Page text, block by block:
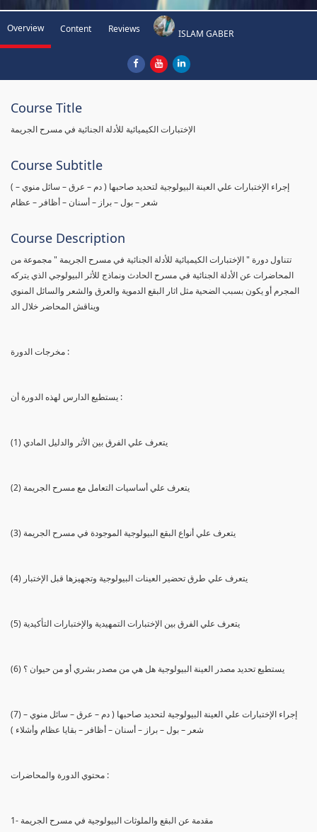
Overview Content Reviews ISLAM GABER
Course Title
الإختبارات الكيميائية للأدلة الجنائية في مسرح الجريمة
Course Subtitle
( إجراء الإختبارات علي العينة البيولوجية لتحديد صاحبها ( دم – عرق – سائل منوي –
شعر – بول – براز – أسنان – أظافر – عظام
Course Description
تتناول دورة " الإختبارات الكيميائية للأدلة الجنائية في مسرح الجريمة " مجموعة من
المحاضرات عن الأدلة الجنائية في مسرح الحادث ونماذج للأثر البيولوجي الذي يتركه
المجرم أو يكون بسبب الضحية مثل اثار البقع الدموية والعرق والشعر والسائل المنوي
ويناقش المحاضر خلال الد
مخرجات الدورة :
يستطيع الدارس لهذه الدورة أن :
(1) يتعرف علي الفرق بين الأثر والدليل المادي
(2) يتعرف علي أساسيات التعامل مع مسرح الجريمة
(3) يتعرف علي أنواع البقع البيولوجية الموجودة في مسرح الجريمة
(4) يتعرف علي طرق تحضير العينات البيولوجية وتجهيزها قبل الإختبار
(5) يتعرف علي الفرق بين الإختبارات التمهيدية والإختبارات التأكيدية
(6) يستطيع تحديد مصدر العينة البيولوجية هل هي من مصدر بشري أو من حيوان ؟
(7) إجراء الإختبارات علي العينة البيولوجية لتحديد صاحبها ( دم – عرق – سائل منوي –
شعر – بول – براز – أسنان – أظافر – بقايا عظام وأشلاء )
محتوي الدورة والمحاضرات :
1- مقدمة عن البقع والملوثات البيولوجية في مسرح الجريمة